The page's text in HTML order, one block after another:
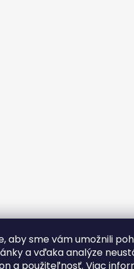
aby sme vám umožnili
a vďaka analýze
a použiteľnosť. Viac